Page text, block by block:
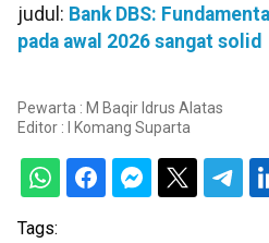
judul: Bank DBS:
pada awal 2026 sangat solid
Pewarta : M Baqir Idrus Alatas
Editor :
I Komang Suparta
Tags: